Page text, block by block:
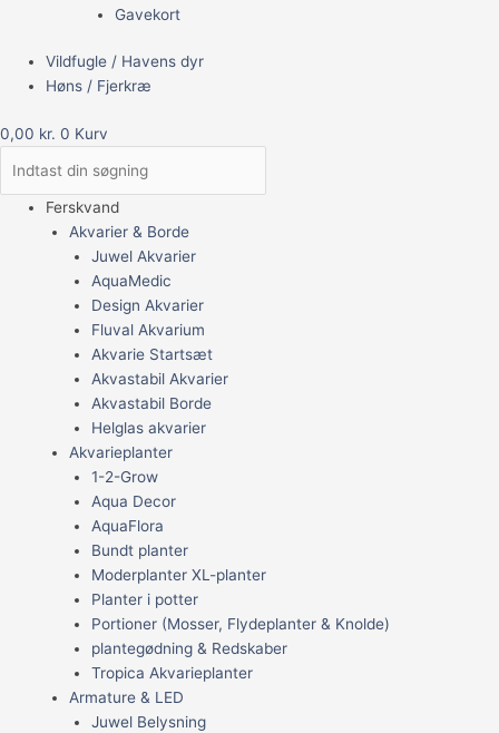
Gavekort
Vildfugle / Havens dyr
Høns / Fjerkræ
0,00 kr. 0 Kurv
Ferskvand
Akvarier & Borde
Juwel Akvarier
AquaMedic
Design Akvarier
Fluval Akvarium
Akvarie Startsæt
Akvastabil Akvarier
Akvastabil Borde
Helglas akvarier
Akvarieplanter
1-2-Grow
Aqua Decor
AquaFlora
Bundt planter
Moderplanter XL-planter
Planter i potter
Portioner (Mosser, Flydeplanter & Knolde)
plantegødning & Redskaber
Tropica Akvarieplanter
Armature & LED
Juwel Belysning